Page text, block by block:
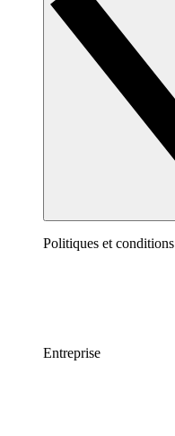
Politiques et conditions
Entreprise